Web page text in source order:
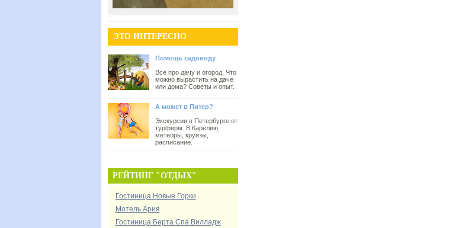
ЭТО ИНТЕРЕСНО
Помощь садоводу
Все про дачу и огород. Что
можно вырастить на даче
или дома? Советы и опыт.
А может в Питер?
Экскурсии в Петербурге от
турфирм. В Карелию,
метеоры, круизы,
расписание.
РЕЙТИНГ "ОТДЫХ"
Гостиница Новые Горки
Мотель Ария
Гостиница Берта Спа Вилладж